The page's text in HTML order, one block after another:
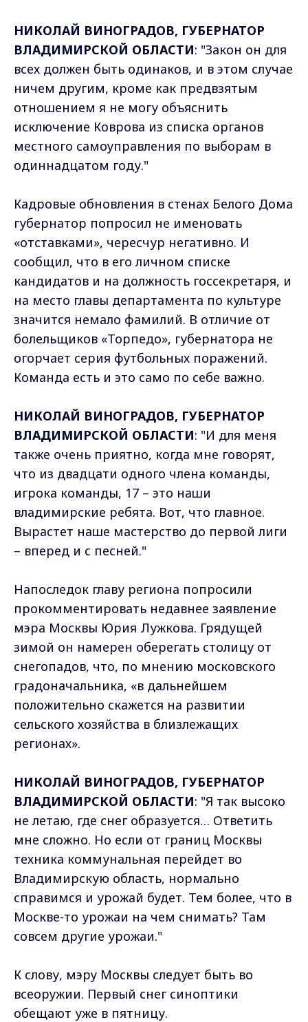
НИКОЛАЙ ВИНОГРАДОВ, ГУБЕРНАТОР
ВЛАДИМИРСКОЙ ОБЛАСТИ: "Закон он для
всех должен быть одинаков, и в этом случае
ничем другим, кроме как предвзятым
отношением я не могу объяснить
исключение Коврова из списка органов
местного самоуправления по выборам в
одиннадцатом году."
Кадровые обновления в стенах Белого Дома
губернатор попросил не именовать
«отставками», чересчур негативно. И
сообщил, что в его личном списке
кандидатов и на должность госсекретаря, и
на место главы департамента по культуре
значится немало фамилий. В отличие от
болельщиков «Торпедо», губернатора не
огорчает серия футбольных поражений.
Команда есть и это само по себе важно.
НИКОЛАЙ ВИНОГРАДОВ, ГУБЕРНАТОР
ВЛАДИМИРСКОЙ ОБЛАСТИ: "И для меня
также очень приятно, когда мне говорят,
что из двадцати одного члена команды,
игрока команды, 17 – это наши
владимирские ребята. Вот, что главное.
Вырастет наше мастерство до первой лиги
– вперед и с песней."
Напоследок главу региона попросили
прокомментировать недавнее заявление
мэра Москвы Юрия Лужкова. Грядущей
зимой он намерен оберегать столицу от
снегопадов, что, по мнению московского
градоначальника, «в дальнейшем
положительно скажется на развитии
сельского хозяйства в близлежащих
регионах».
НИКОЛАЙ ВИНОГРАДОВ, ГУБЕРНАТОР
ВЛАДИМИРСКОЙ ОБЛАСТИ: "Я так высоко
не летаю, где снег образуется… Ответить
мне сложно. Но если от границ Москвы
техника коммунальная перейдет во
Владимирскую область, нормально
справимся и урожай будет. Тем более, что в
Москве-то урожаи на чем снимать? Там
совсем другие урожаи."
К слову, мэру Москвы следует быть во
всеоружии. Первый снег синоптики
обещают уже в пятницу.